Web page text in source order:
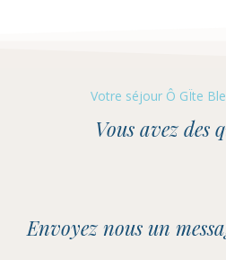
Votre séjour Ô GÏte
Vous avez des
Envoyez nous un